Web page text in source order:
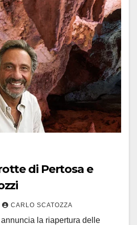
di Pertosa e
CARLO SCATOZZA
la riapertura delle